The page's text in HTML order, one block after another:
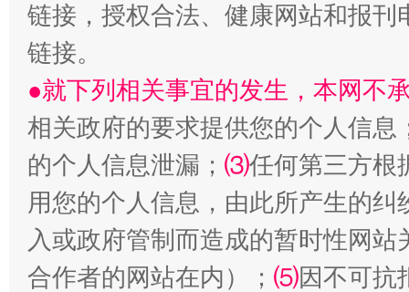
“刷贴”乱象丛生
生
链接，授权合法、健康网站和报
链接。
●就下列相关事宜的发生，本网不
相关政府的要求提供您的个人信息
的个人信息泄漏； ⑶任何第三方根
用您的个人信息，由此所产生的纠
入或政府管制而造成的暂时性网
合作者的网站在内）； ⑸因不可抗